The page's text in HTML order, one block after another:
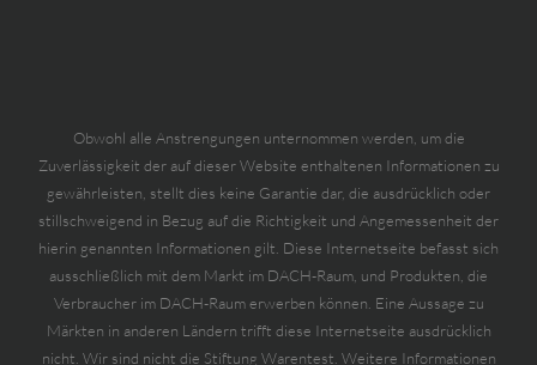
Obwohl alle Anstrengungen unternommen werden, um die
Zuverlässigkeit der auf dieser Website enthaltenen Informationen zu
gewährleisten, stellt dies keine Garantie dar, die ausdrücklich oder
stillschweigend in Bezug auf die Richtigkeit und Angemessenheit der
hierin genannten Informationen gilt. Diese Internetseite befasst sich
ausschließlich mit dem Markt im DACH-Raum, und Produkten, die
Verbraucher im DACH-Raum erwerben können. Eine Aussage zu
Märkten in anderen Ländern trifft diese Internetseite ausdrücklich
nicht. Wir sind nicht die Stiftung Warentest. Weitere Informationen